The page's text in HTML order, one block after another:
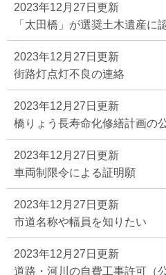
2023年12月27日更新
「太田橋」が選奨土木遺産に
2023年12月27日更新
街路灯点灯不良の連絡
2023年12月27日更新
橋りょう長寿命化修繕計画の
2023年12月27日更新
車両制限令による証明願
2023年12月27日更新
市道名称や幅員を知りたい
2023年12月27日更新
道路・河川の自費工事許可（